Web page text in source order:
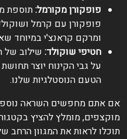
פופקורן מקורמל:תוספת
פופקורן עם קרמל
ומרקם קראנצ'י במיוחד
חטיפי שוקולד: שילוב של
על גבי הקינוח יוצר
הטעם הנוסטלגיות שלנו.
אם אתם מחפשים השראה נוספת
מוקצפים, מומלץ להציץ
תוכלו לראות את המגוון הרחב